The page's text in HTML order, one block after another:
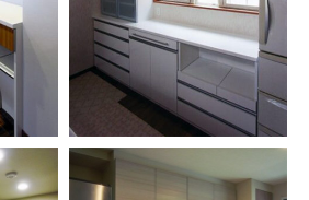
お問い合わせ